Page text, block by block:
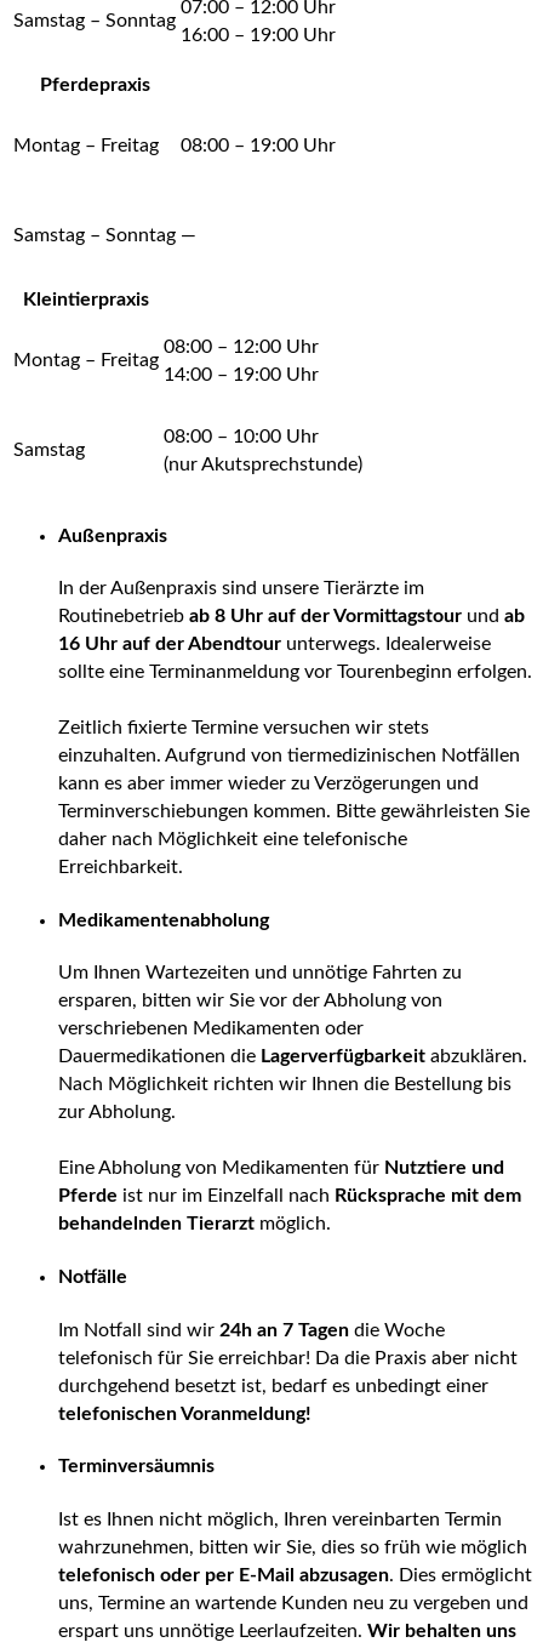
Samstag – Sonntag
07:00 – 12:00 Uhr
16:00 – 19:00 Uhr
Pferdepraxis
Montag – Freitag 08:00 – 19:00 Uhr
Samstag – Sonntag —
Kleintierpraxis
Montag – Freitag
08:00 – 12:00 Uhr
14:00 – 19:00 Uhr
Samstag
08:00 – 10:00 Uhr
(nur Akutsprechstunde)
Außenpraxis
In der Außenpraxis sind unsere Tierärzte im
Routinebetrieb ab 8 Uhr auf der Vormittagstour und ab
16 Uhr auf der Abendtour unterwegs. Idealerweise
sollte eine Terminanmeldung vor Tourenbeginn erfolgen.
Zeitlich fixierte Termine versuchen wir stets
einzuhalten. Aufgrund von tiermedizinischen Notfällen
kann es aber immer wieder zu Verzögerungen und
Terminverschiebungen kommen. Bitte gewährleisten Sie
daher nach Möglichkeit eine telefonische
Erreichbarkeit.
Medikamentenabholung
Um Ihnen Wartezeiten und unnötige Fahrten zu
ersparen, bitten wir Sie vor der Abholung von
verschriebenen Medikamenten oder
Dauermedikationen die Lagerverfügbarkeit abzuklären.
Nach Möglichkeit richten wir Ihnen die Bestellung bis
zur Abholung.
Eine Abholung von Medikamenten für Nutztiere und
Pferde ist nur im Einzelfall nach Rücksprache mit dem
behandelnden Tierarzt möglich.
Notfälle
Im Notfall sind wir 24h an 7 Tagen die Woche
telefonisch für Sie erreichbar! Da die Praxis aber nicht
durchgehend besetzt ist, bedarf es unbedingt einer
telefonischen Voranmeldung!
Terminversäumnis
Ist es Ihnen nicht möglich, Ihren vereinbarten Termin
wahrzunehmen, bitten wir Sie, dies so früh wie möglich
telefonisch oder per E-Mail abzusagen. Dies ermöglicht
uns, Termine an wartende Kunden neu zu vergeben und
erspart uns unnötige Leerlaufzeiten. Wir behalten uns